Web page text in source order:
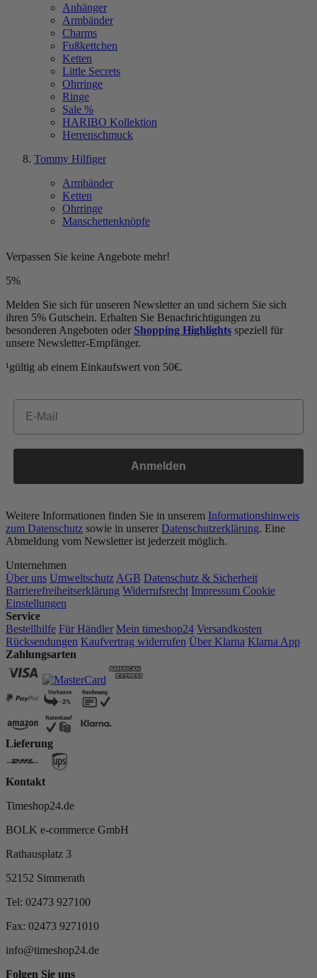
Anhänger
Armbänder
Charms
Fußkettchen
Ketten
Little Secrets
Ohrringe
Ringe
Sale %
HARIBO Kollektion
Herrenschmuck
Tommy Hilfiger
Armbänder
Ketten
Ohrringe
Manschettenknöpfe
Verpassen Sie keine Angebote mehr!
5%
Melden Sie sich für unseren Newsletter an und sichern Sie sich
ihren 5% Gutschein. Erhalten Sie Benachrichtigungen zu
besonderen Angeboten oder Shopping Highlights speziell für
unsere Newsletter-Empfänger.
¹gültig ab einem Einkaufswert von 50€.
Email
Anmelden
Weitere Informationen finden Sie in unserem Informationshinweis
zum Datenschutz sowie in unserer Datenschutzerklärung. Eine
Abmeldung vom Newsletter ist jederzeit möglich.
Unternehmen
Über uns Umweltschutz AGB Datenschutz & Sicherheit
Barrierefreiheitserklärung Widerrufsrecht Impressum Cookie
Einstellungen
Service
Bestellhilfe Für Händler Mein timeshop24 Versandkosten
Rücksendungen Kaufvertrag widerrufen Über Klarna Klarna App
Zahlungsarten
Lieferung
Kontakt
Timeshop24.de
BOLK e-commerce GmbH
Rathausplatz 3
52152 Simmerath
Tel: 02473 927100
Fax: 02473 9271010
info@timeshop24.de
Folgen Sie uns